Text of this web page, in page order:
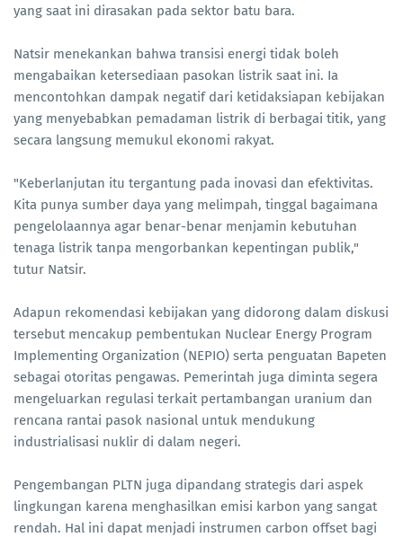
yang saat ini dirasakan pada sektor batu bara.
Natsir menekankan bahwa transisi energi tidak boleh
mengabaikan ketersediaan pasokan listrik saat ini. Ia
mencontohkan dampak negatif dari ketidaksiapan kebijakan
yang menyebabkan pemadaman listrik di berbagai titik, yang
secara langsung memukul ekonomi rakyat.
"Keberlanjutan itu tergantung pada inovasi dan efektivitas.
Kita punya sumber daya yang melimpah, tinggal bagaimana
pengelolaannya agar benar-benar menjamin kebutuhan
tenaga listrik tanpa mengorbankan kepentingan publik,"
tutur Natsir.
Adapun rekomendasi kebijakan yang didorong dalam diskusi
tersebut mencakup pembentukan Nuclear Energy Program
Implementing Organization (NEPIO) serta penguatan Bapeten
sebagai otoritas pengawas. Pemerintah juga diminta segera
mengeluarkan regulasi terkait pertambangan uranium dan
rencana rantai pasok nasional untuk mendukung
industrialisasi nuklir di dalam negeri.
Pengembangan PLTN juga dipandang strategis dari aspek
lingkungan karena menghasilkan emisi karbon yang sangat
rendah. Hal ini dapat menjadi instrumen carbon offset bagi